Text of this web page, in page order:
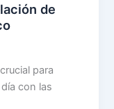
de
para
con las